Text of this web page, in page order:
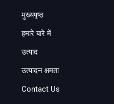
मुख्यपृष्ठ
हमारे बारे में
उत्पाद
उत्पादन क्षमता
Contact Us